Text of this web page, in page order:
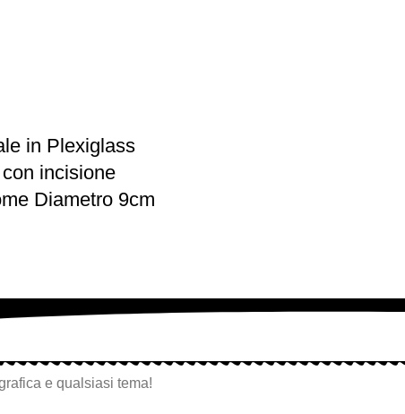
in Plexiglass
incisione
Diametro 9cm
e qualsiasi tema!